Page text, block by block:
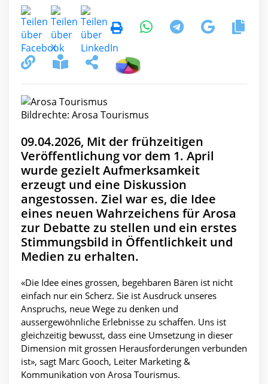
Bildrechte: Arosa Tourismus
09.04.2026, Mit der frühzeitigen
Veröffentlichung vor dem 1. April
wurde gezielt Aufmerksamkeit
erzeugt und eine Diskussion
angestossen. Ziel war es, die Idee
eines neuen Wahrzeichens für Arosa
zur Debatte zu stellen und ein erstes
Stimmungsbild in Öffentlichkeit und
Medien zu erhalten.
«Die Idee eines grossen, begehbaren Bären ist nicht
einfach nur ein Scherz. Sie ist Ausdruck unseres
Anspruchs, neue Wege zu denken und
aussergewöhnliche Erlebnisse zu schaffen. Uns ist
gleichzeitig bewusst, dass eine Umsetzung in dieser
Dimension mit grossen Herausforderungen verbunden
ist», sagt Marc Gooch, Leiter Marketing &
Kommunikation von Arosa Tourismus.